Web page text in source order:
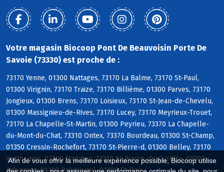
Afin de vous offrir la meilleure expérience possible, Biocoop utilise
Votre magasin Biocoop Pont De Beauvoisin Porte De
Savoie (73330) est proche de :
73170 Yenne, 01300 Nattages, 73170 La Balme, 73170 St-Paul,
01300 Virignin, 73170 Traize, 73170 Billième, 01300 Parves, 73170
Jongieux, 01300 Brens, 73170 Loisieux, 73170 St-Jean-de-Chevelu,
01300 Massignieu-de-Rives, 73170 Lucey, 73170 Meyrieux-Trouet,
73170 La Chapelle-St-Martin, 01300 Peyrieu, 73370 La Chapelle-
du-Mont-du-Chat, 73310 Ontex, 73370 Bourdeau, 01300 St-Champ,
01350 Cressin-Rochefort, 73170 St-Pierre-d, 01300 Belley, 73170
Verthemex, 01300 Magnieu, 73310 St-Pierre-de-Curtille, 01300